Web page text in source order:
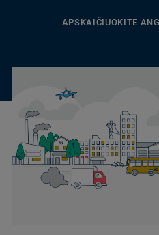
APSKAIČIUOKITE